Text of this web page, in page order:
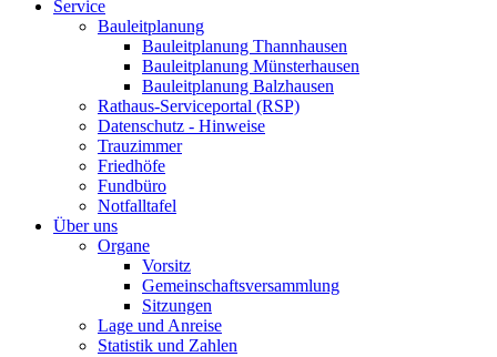
Service
Bauleitplanung
Bauleitplanung Thannhausen
Bauleitplanung Münsterhausen
Bauleitplanung Balzhausen
Rathaus-Serviceportal (RSP)
Datenschutz - Hinweise
Trauzimmer
Friedhöfe
Fundbüro
Notfalltafel
Über uns
Organe
Vorsitz
Gemeinschaftsversammlung
Sitzungen
Lage und Anreise
Statistik und Zahlen